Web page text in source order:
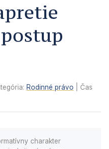
Rodinné právo
| Čas
charakter